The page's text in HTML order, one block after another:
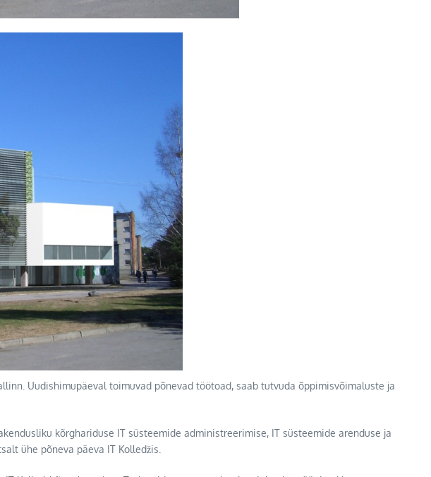
Uudishimupäeval toimuvad põnevad töötoad, saab tutvuda õppimisvõimaluste ja
kõrghariduse IT süsteemide administreerimise, IT süsteemide arenduse ja
ühe põneva päeva IT Kolledžis.